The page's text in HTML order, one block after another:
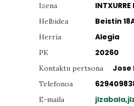
Izena
Helbidea Beistin
Herria Alegia
PK 20260
Kontaktu pertsona Jose
Telefonoa
E-maila